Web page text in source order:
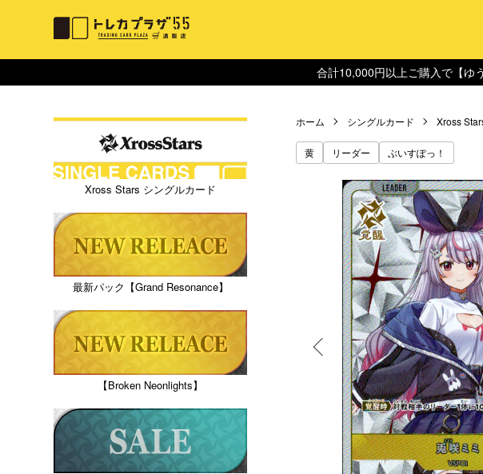
合計10,000円以上ご購入で【ゆ
ホーム シングルカード Xross
黄 リーダー ぶいすぽっ！
Xross Stars シングルカード
最新パック【Grand Resonance】
【Broken Neonlights】